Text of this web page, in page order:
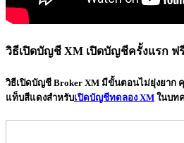
วิธีเปิดบัญชี XM เปิดบัญชีครั้งแรก ฟ
วิธีเปิดบัญชี Broker XM มีขั้นตอนไม่ยุ่งยาก
แท็บสีแดงสำหรับเปิดบัญชีทดลอง XM ในบท